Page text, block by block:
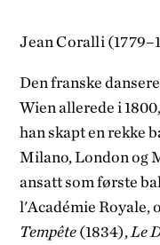
Jean Coralli
Den franske
Wien allerede i
han skapt en rekke
Milano, London og
ansatt som første
l'Académie Royale,
Tempête(1834), Le